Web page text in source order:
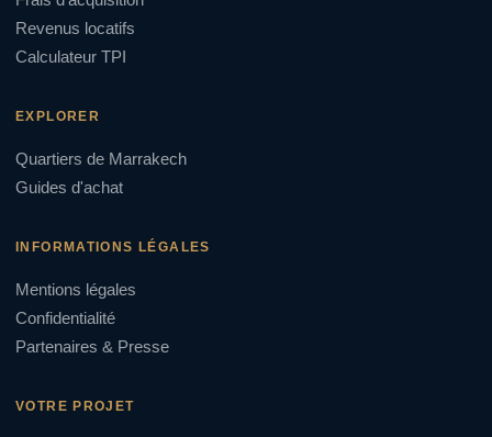
Revenus locatifs
Calculateur TPI
EXPLORER
Quartiers de Marrakech
Guides d'achat
INFORMATIONS LÉGALES
Mentions légales
Confidentialité
Partenaires & Presse
VOTRE PROJET